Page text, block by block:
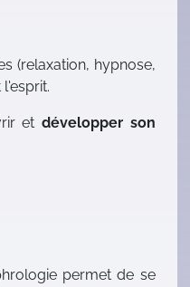
(relaxation, hypnose,
et développer son
permet de se